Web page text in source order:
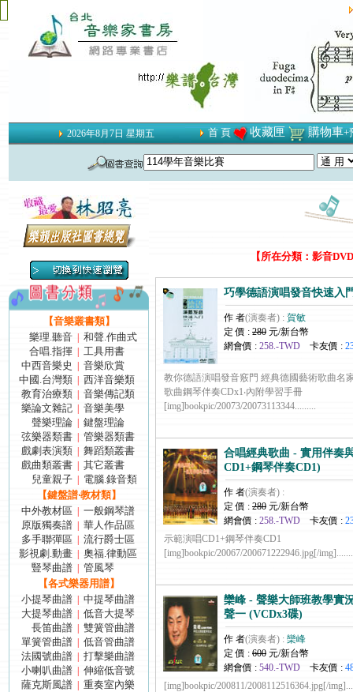
2026年8月7日 星期五 首 頁 收藏匣 購物車+
【音樂叢書類】
樂理.聽音
和聲.作曲式
合唱.指揮
工具用書
中西音樂史
音樂欣賞
中國.台灣類
西洋音樂類
教育治療類
音樂傳記類
樂論文雜記
音樂美學
聲樂理論
鍵盤理論
弦樂器類書
管樂器類書
戲劇表演類
舞蹈類叢書
戲曲類叢書
其它叢書
兒童親子
電腦.錄音類
【鍵盤譜‧教材類】
中外教材區
一般鋼琴譜
原版獨奏譜
華人作品區
多手聯彈區
流行爵士區
影視劇.動畫
奧福.律動區
豎琴曲譜
管風琴
【各式樂器用譜】
小提琴曲譜
中提琴曲譜
大提琴曲譜
低音大提琴
長笛曲譜
雙簧管曲譜
單簧管曲譜
低音管曲譜
法國號曲譜
打擊樂曲譜
小喇叭曲譜
伸縮低音號
薩克斯風譜
重奏室內樂
【所在分類：影音
巧學德語演唱發音快速入
作 者(演奏者) : 賀敏
定 價 : 280 元/新台幣
網會價 : 258.-TWD 卡友價 :
教你德語演唱發音竅門 經典德國藝術歌曲名
歌曲鋼琴伴奏CDx1‧內附學習手冊
[img]bookpic/20073/20073113344.........
合唱經典歌曲 - 實用伴奏
CD1+鋼琴伴奏CD1)
作 者(演奏者) :
定 價 : 280 元/新台幣
網會價 : 258.-TWD 卡友價 :
示範演唱CD1+鋼琴伴奏CD1
[img]bookpic/20067/200671222946.jpg[/
欒峰 - 聲樂大師班教學實
聲一 (VCDx3碟)
作 者(演奏者) : 欒峰
定 價 : 600 元/新台幣
網會價 : 540.-TWD 卡友價 :
[img]bookpic/200811/2008112516364.jpg[/